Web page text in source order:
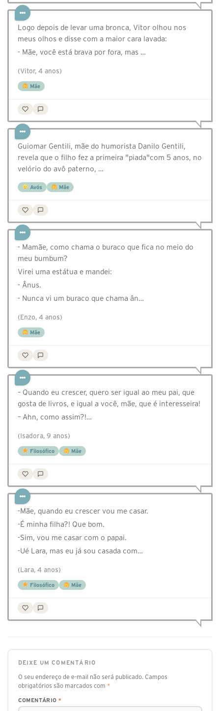
Logo depois de levar uma bronca, Vitor olhou nos
meus olhos e disse com a maior cara lavada:
- Mãe, você está brava por fora, mas …
(Vitor, 4 anos)
Mãe
Guiomar Gentili, mãe do humorista Danilo Gentili,
revela que o filho fez a primeira "piada"com 5 anos, no
velório do avô paterno, …
Avós Mãe
- Mamãe, como chama o buraco que fica no meio do
meu bumbum?
Virei uma estátua e mandei:
- Ânus.
- Nunca vi um buraco que chama ân…
(Enzo, 4 anos)
Mãe
– Quando eu crescer, quero ser igual ao meu pai, que
gosta de livros, e igual a você, mãe, que é interesseira!
– Ahn, como assim?!…
(Isadora, 9 anos)
Filosófico Mãe
-Mãe, quando eu crescer vou me casar.
-É minha filha?! Que bom.
-Sim, vou me casar com o papai.
-Ué Lara, mas eu já sou casada com…
(Lara, 4 anos)
Filosófico Mãe
DEIXE UM COMENTÁRIO
O seu endereço de e-mail não será publicado. Campos
obrigatórios são marcados com *
COMENTÁRIO *